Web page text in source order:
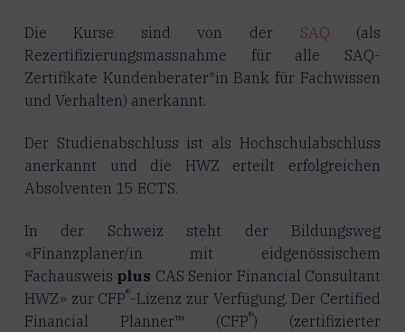
Die Kurse sind von der SAQ (als
Rezertifizierungsmassnahme für alle SAQ-
Zertifikate Kundenberater*in Bank für Fachwissen
und Verhalten) anerkannt.
Der Studienabschluss ist als Hochschulabschluss
anerkannt und die HWZ erteilt erfolgreichen
Absolventen 15 ECTS.
In der Schweiz steht der Bildungsweg
«Finanzplaner/in mit eidgenössischem
Fachausweis plus CAS Senior Financial Consultant
HWZ» zur CFP®-Lizenz zur Verfügung. Der Certified
Financial Planner™ (CFP®) (zertifizierter